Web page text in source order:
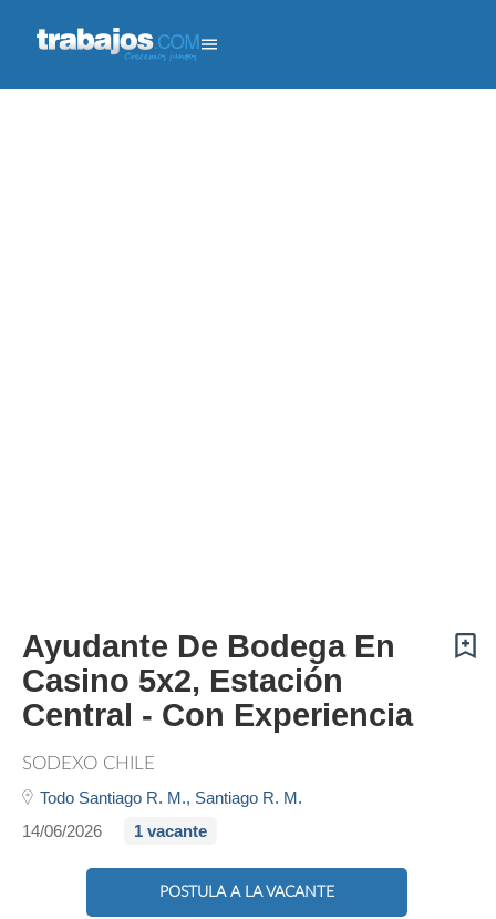
Ayudante De Bodega En
Casino 5x2, Estación
Central - Con Experiencia
SODEXO CHILE
Todo Santiago R. M., Santiago R. M.
14/06/2026
1 vacante
POSTULA A LA VACANTE